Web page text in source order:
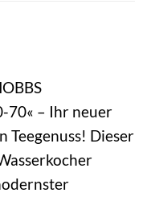
70« – Ihr neuer
Teegenuss! Dieser